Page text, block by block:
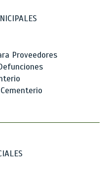
Proveedores